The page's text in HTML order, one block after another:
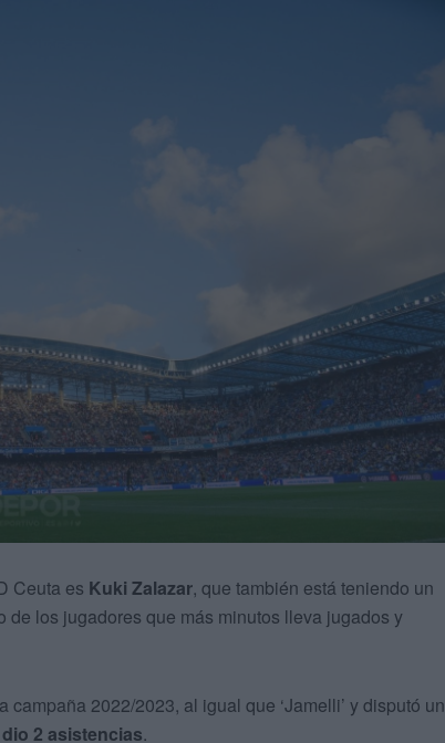
Ceuta es Kuki Zalazar, que también está teniendo un
los jugadores que más minutos lleva jugados y
campaña 2022/2023, al igual que ‘Jamelli’ y disputó un
2 asistencias.